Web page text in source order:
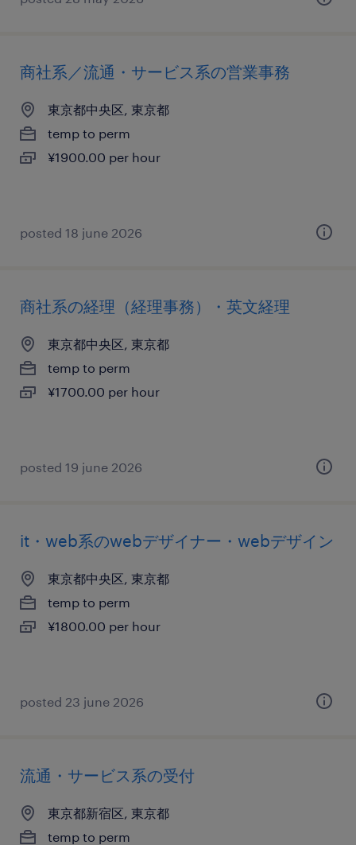
商社系／流通・サービス系の営業事務
東京都中央区, 東京都
temp to perm
¥1900.00 per hour
posted 18 june 2026
商社系の経理（経理事務）・英文経理
東京都中央区, 東京都
temp to perm
¥1700.00 per hour
posted 19 june 2026
it・web系のwebデザイナー・webデザイン
東京都中央区, 東京都
temp to perm
¥1800.00 per hour
posted 23 june 2026
流通・サービス系の受付
東京都新宿区, 東京都
temp to perm